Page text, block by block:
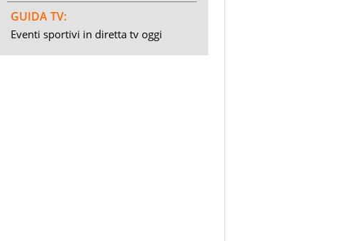
GUIDA TV:
Eventi sportivi in diretta tv oggi